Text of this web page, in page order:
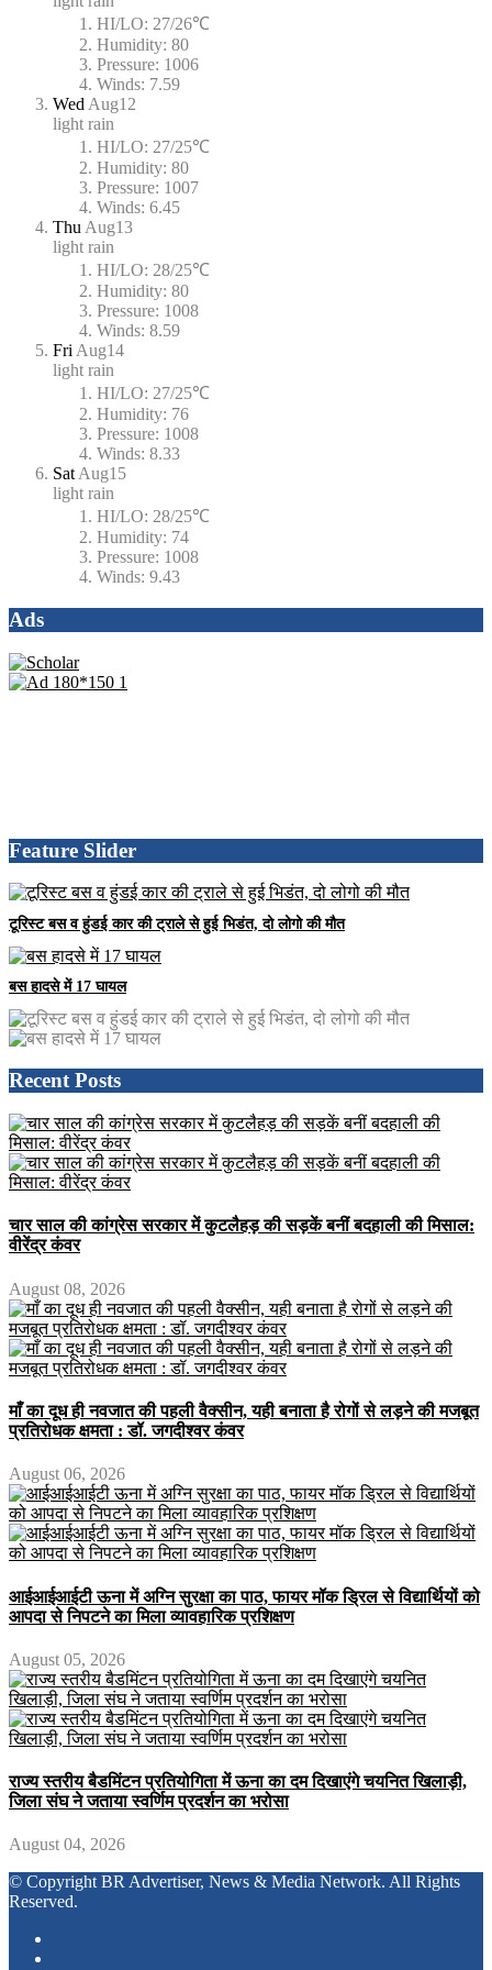
HI/LO: 27/26℃
Humidity: 80
Pressure: 1006
Winds: 7.59
WedAug12
light rain
HI/LO: 27/25℃
Humidity: 80
Pressure: 1007
Winds: 6.45
ThuAug13
light rain
HI/LO: 28/25℃
Humidity: 80
Pressure: 1008
Winds: 8.59
FriAug14
light rain
HI/LO: 27/25℃
Humidity: 76
Pressure: 1008
Winds: 8.33
SatAug15
light rain
HI/LO: 28/25℃
Humidity: 74
Pressure: 1008
Winds: 9.43
Ads
Feature Slider
टूरिस्ट बस व हुंडई कार की ट्राले से हुई भिडंत, दो लोगो की मौत
बस हादसे में 17 घायल
Recent Posts
चार साल की कांग्रेस सरकार में कुटलैहड़ की सड़कें बनीं बदहाली की मिसाल:
वीरेंद्र कंवर
August 08, 2026
माँ का दूध ही नवजात की पहली वैक्सीन, यही बनाता है रोगों से लड़ने की मजबूत
प्रतिरोधक क्षमता : डॉ. जगदीश्वर कंवर
August 06, 2026
आईआईआईटी ऊना में अग्नि सुरक्षा का पाठ, फायर मॉक ड्रिल से विद्यार्थियों को
आपदा से निपटने का मिला व्यावहारिक प्रशिक्षण
August 05, 2026
राज्य स्तरीय बैडमिंटन प्रतियोगिता में ऊना का दम दिखाएंगे चयनित खिलाड़ी,
जिला संघ ने जताया स्वर्णिम प्रदर्शन का भरोसा
August 04, 2026
© Copyright BR Advertiser, News & Media Network. All Rights
Reserved.